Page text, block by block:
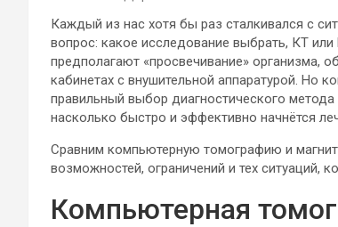
Каждый из нас хотя бы раз сталкивался с
вопрос: какое исследование выбрать, КТ
предполагают «просвечивание» организма,
кабинетах с внушительной аппаратурой. Но
правильный выбор диагностического
насколько быстро и эффективно начнётся
Сравним компьютерную томографию и
возможностей, ограничений и тех ситуаций,
Компьютерная